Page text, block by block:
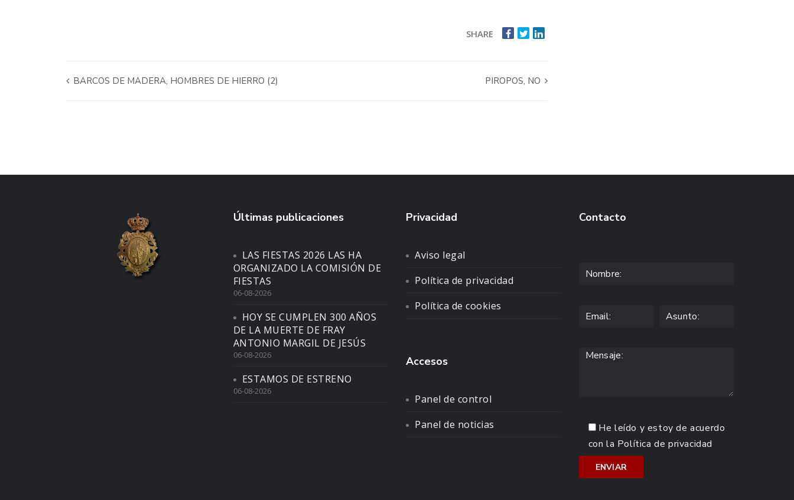
SHARE
BARCOS DE MADERA, HOMBRES DE HIERRO (2) PIROPOS, NO
Últimas publicaciones
LAS FIESTAS 2026 LAS HA
ORGANIZADO LA COMISIÓN DE
FIESTAS
06-08-2026
HOY SE CUMPLEN 300 AÑOS
DE LA MUERTE DE FRAY
ANTONIO MARGIL DE JESÚS
06-08-2026
ESTAMOS DE ESTRENO
06-08-2026
Privacidad
Aviso legal
Política de privacidad
Política de cookies
Accesos
Panel de control
Panel de noticias
Contacto
He leído y estoy de acuerdo
con la Política de privacidad